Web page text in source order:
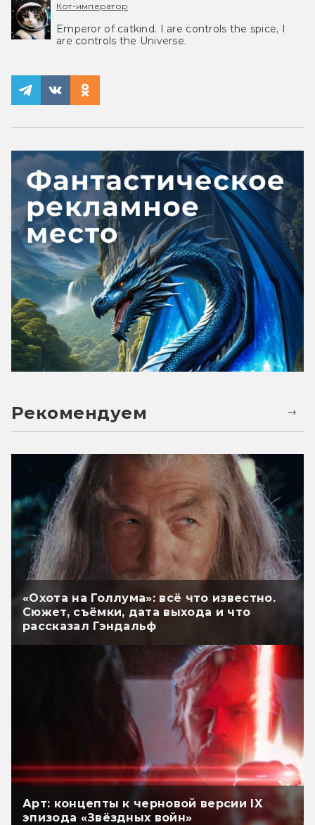
Кот-император
Emperor of catkind. I are controls the spice, I
are controls the Universe.
Рекомендуем
«Охота на Голлума»: всё что известно.
Сюжет, съёмки, дата выхода и что
рассказал Гэндальф
Арт: концепты к черновой версии IX
эпизода «Звёздных войн»